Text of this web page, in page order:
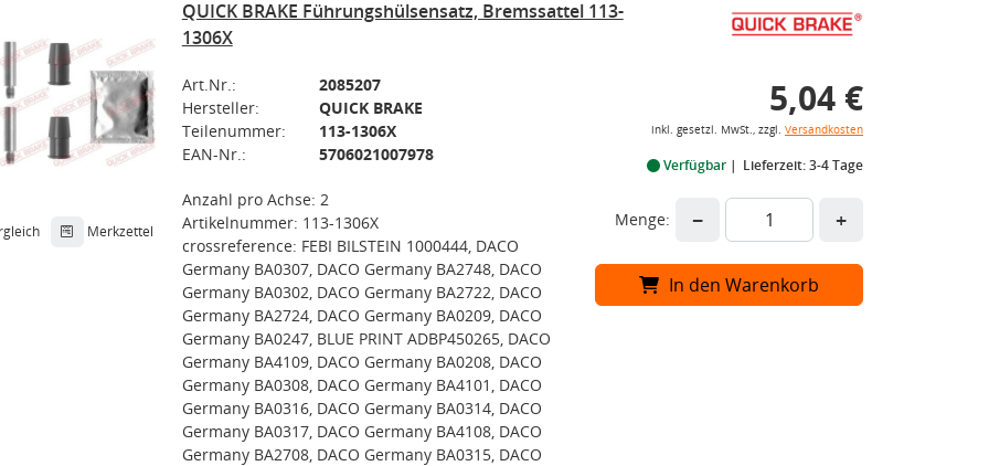
Merkzettel
QUICK BRAKE Führungshülsensatz, Bremssattel 113-
1306X
Art.Nr.:
2085207
Hersteller:
QUICK BRAKE
Teilenummer:
113-1306X
EAN-Nr.:
5706021007978
Anzahl pro Achse: 2
Artikelnummer: 113-1306X
crossreference: FEBI BILSTEIN 1000444, DACO
Germany BA0307, DACO Germany BA2748, DACO
Germany BA0302, DACO Germany BA2722, DACO
Germany BA2724, DACO Germany BA0209, DACO
Germany BA0247, BLUE PRINT ADBP450265, DACO
Germany BA4109, DACO Germany BA0208, DACO
Germany BA0308, DACO Germany BA4101, DACO
Germany BA0316, DACO Germany BA0314, DACO
Germany BA0317, DACO Germany BA4108, DACO
Germany BA2708, DACO Germany BA0315, DACO
5,04 €
inkl. gesetzl. MwSt., zzgl. Versandkosten
Verfügbar Lieferzeit: 3-4 Tage
Menge: − +
In den Warenkorb